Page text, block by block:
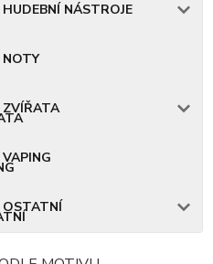
HUDEBNÍ NÁSTROJE
NOTY
ZVÍŘATA
VAPING
OSTATNÍ